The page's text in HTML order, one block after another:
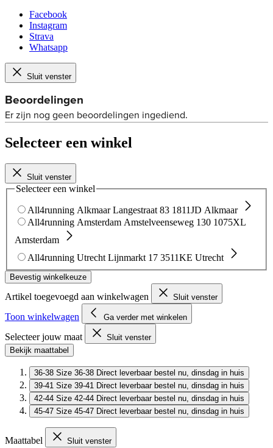
Facebook
Instagram
Strava
Whatsapp
Sluit venster
Selecteer een winkel
Sluit venster
Selecteer een winkel
All4running Alkmaar Langestraat 83 1811JD Alkmaar
All4running Amsterdam Amstelveenseweg 130 1075XL
Amsterdam
All4running Utrecht Lijnmarkt 17 3511KE Utrecht
Bevestig winkelkeuze
Artikel toegevoegd aan winkelwagen Sluit venster
Toon winkelwagen Ga verder met winkelen
Selecteer jouw maat
Sluit venster
Bekijk maattabel
36-38 Size 36-38 Direct leverbaar bestel nu, dinsdag in huis
39-41 Size 39-41 Direct leverbaar bestel nu, dinsdag in huis
42-44 Size 42-44 Direct leverbaar bestel nu, dinsdag in huis
45-47 Size 45-47 Direct leverbaar bestel nu, dinsdag in huis
Maattabel Sluit venster